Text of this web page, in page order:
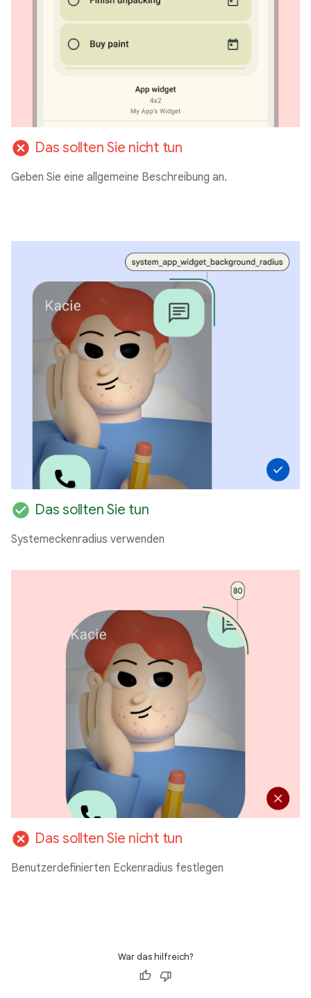
cancel Das sollten Sie nicht tun
Geben Sie eine allgemeine Beschreibung an.
check_circle Das sollten Sie tun
Systemeckenradius verwenden
cancel Das sollten Sie nicht tun
Benutzerdefinierten Eckenradius festlegen
War das hilfreich?